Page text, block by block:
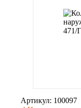
Артикул: 100097